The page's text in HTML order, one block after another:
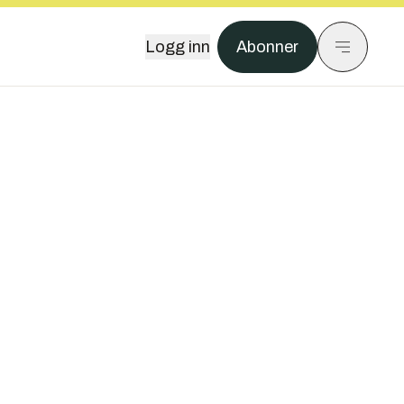
Logg inn Abonner